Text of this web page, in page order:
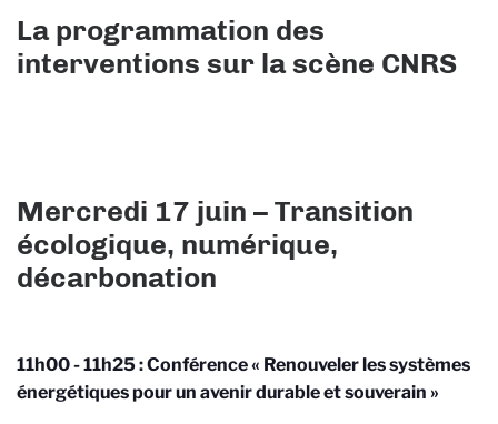
La programmation des
interventions sur la scène CNRS
Mercredi 17 juin – Transition
écologique, numérique,
décarbonation
11h00 - 11h25 : Conférence « Renouveler les systèmes
énergétiques pour un avenir durableet souverain »